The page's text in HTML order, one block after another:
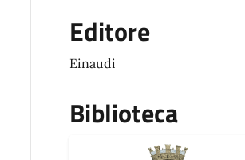
Editore
Einaudi
Biblioteca